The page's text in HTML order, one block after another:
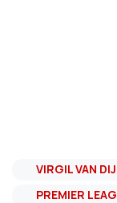
VIRGIL VAN
PREMIER